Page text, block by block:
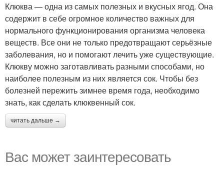
Клюква — одна из самых полезных и вкусных ягод. Она
содержит в себе огромное количество важных для
нормального функционирования организма человека
веществ. Все они не только предотвращают серьёзные
заболевания, но и помогают лечить уже существующие.
Клюкву можно заготавливать разными способами, но
наиболее полезным из них является сок. Чтобы без
болезней пережить зимнее время года, необходимо
знать, как сделать клюквенный сок.
читать дальше →
Вас может заинтересовать